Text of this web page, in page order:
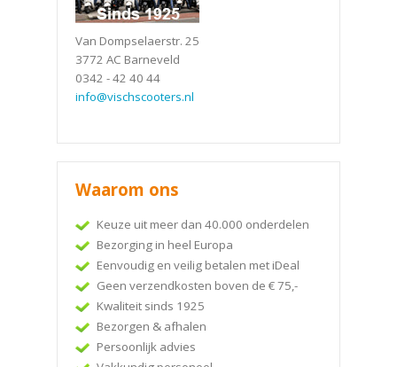
Van Dompselaerstr. 25
3772 AC Barneveld
0342 - 42 40 44
info@vischscooters.nl
Waarom ons
Keuze uit meer dan 40.000 onderdelen
Bezorging in heel Europa
Eenvoudig en veilig betalen met iDeal
Geen verzendkosten boven de € 75,-
Kwaliteit sinds 1925
Bezorgen & afhalen
Persoonlijk advies